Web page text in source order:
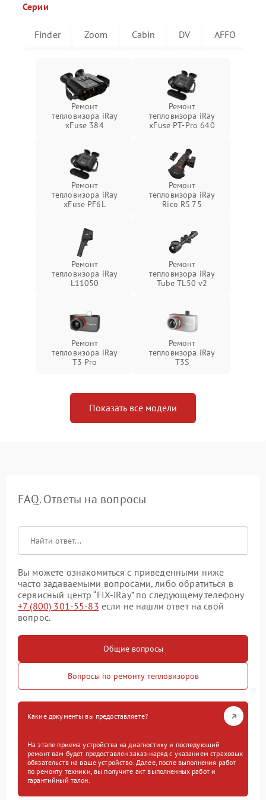
Серии
Finder Zoom Cabin DV AFFO
Ремонт
тепловизора iRay
xFuse 384
Ремонт
тепловизора iRay
xFuse PT-Pro 640
Ремонт
тепловизора iRay
xFuse PF6L
Ремонт
тепловизора iRay
Rico RS 75
Ремонт
тепловизора iRay
L11050
Ремонт
тепловизора iRay
Tube TL50 v2
Ремонт
тепловизора iRay
T3 Pro
Ремонт
тепловизора iRay
T3S
Показать все модели
FAQ. Ответы на вопросы
Вы можете ознакомиться с приведенными ниже
часто задаваемыми вопросами, либо обратиться в
сервисный центр “FIX-iRay” по следующему телефону
+7 (800) 301-55-83 если не нашли ответ на свой
вопрос.
Общие вопросы
Вопросы по ремонту тепловизоров
Какие документы вы предоставляете?
На этапе приема устройства на диагностику и последующий
ремонт вам будет предоставлен заказ-наряд с указанием страховых
обязательств на ваше устройство. Далее, после выполнения работ
по ремонту техники, вы получите акт выполненных работ и
гарантийный талон.